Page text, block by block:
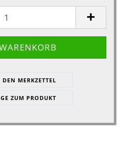
DEN MERKZETTEL
ZUM PRODUKT